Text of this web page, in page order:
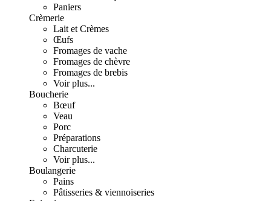
Paniers
Crèmerie
Lait et Crèmes
Œufs
Fromages de vache
Fromages de chèvre
Fromages de brebis
Voir plus...
Boucherie
Bœuf
Veau
Porc
Préparations
Charcuterie
Voir plus...
Boulangerie
Pains
Pâtisseries & viennoiseries